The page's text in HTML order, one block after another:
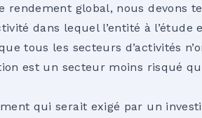
rendement global, nous devons
dans lequel l’entité à l’étude
tous les secteurs d’activités
est un secteur moins risqué
qui serait exigé par un